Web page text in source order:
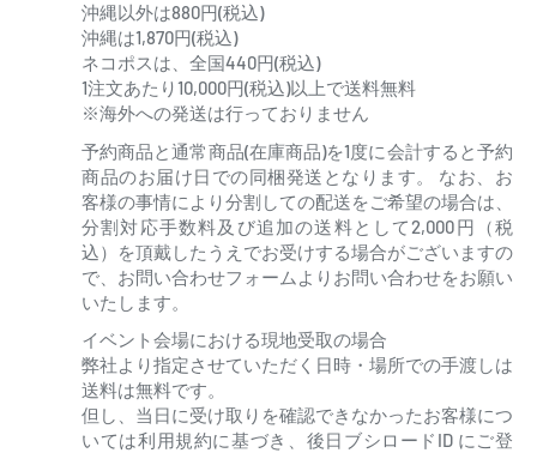
沖縄以外は880円(税込)
沖縄は1,870円(税込)
ネコポスは、全国440円(税込)
1注文あたり10,000円(税込)以上で送料無料
※海外への発送は行っておりません
予約商品と通常商品(在庫商品)を1度に会計すると予約
商品のお届け日での同梱発送となります。 なお、お
客様の事情により分割しての配送をご希望の場合は、
分割対応手数料及び追加の送料として2,000円（税
込）を頂戴したうえでお受けする場合がございますの
で、お問い合わせフォームよりお問い合わせをお願い
いたします。
イベント会場における現地受取の場合
弊社より指定させていただく日時・場所での手渡しは
送料は無料です。
但し、当日に受け取りを確認できなかったお客様につ
いては利用規約に基づき、後日ブシロードID にご登